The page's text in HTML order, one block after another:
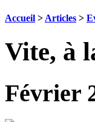
Accueil > Articles >
Vite, à
Février